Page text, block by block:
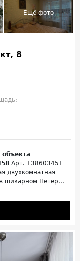
8
объекта
Арт. 138603451
двухкомнатная
шикарном Петер...